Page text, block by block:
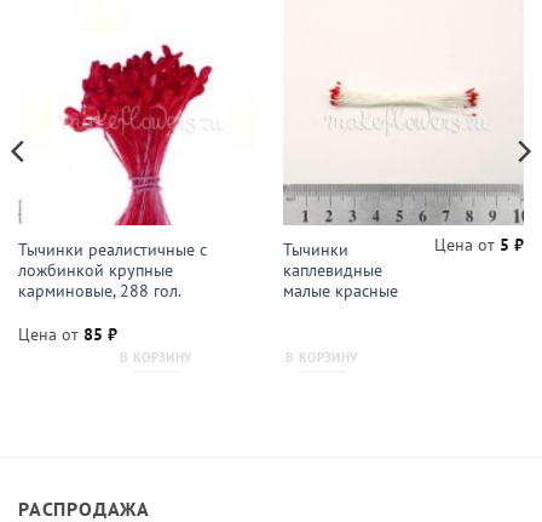
Тычинки реалистичные с
ложбинкой крупные
карминовые, 288 гол.
Цена от 85 ₽
В КОРЗИНУ
Тычинки
каплевидные
малые красные
Цена от 5₽
В КОРЗИНУ
РАСПРОДАЖА